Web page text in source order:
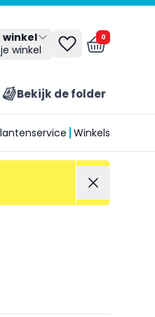
winkel
winkel
0
Bekijk de folder
Winkels